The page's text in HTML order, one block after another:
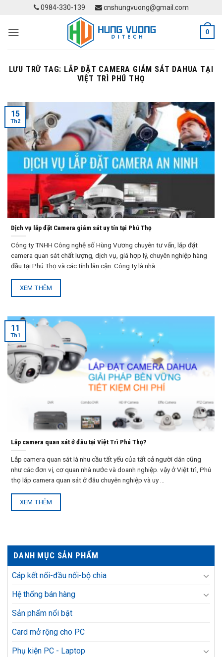
content
0984-330-139 cnshungvuong@gmail.com
0
LƯU TRỮ TAG: LẮP ĐẶT CAMERA GIÁM SÁT DAHUA TẠI
VIỆT TRÌ PHÚ THỌ
Dịch vụ lắp đặt Camera giám sát uy tín tại Phú Thọ
Công ty TNHH Công nghệ số Hùng Vương chuyên tư vấn, lắp đặt
camera quan sát chất lượng, dịch vụ, giá hợp lý, chuyên nghiệp hàng
đầu tại Phú Thọ và các tỉnh lân cận. Công ty là nhà ...
XEM THÊM
15
Th2
Lắp camera quan sát ở đâu tại Việt Trì Phú Thọ?
Lắp camera quan sát là nhu cầu tất yếu của tất cả người dân cũng
như các đơn vị, cơ quan nhà nước và doanh nghiệp. vậy ở Việt trì, Phú
thọ lắp camera quan sát ở đâu chuyên nghiệp và uy ...
XEM THÊM
11
Th1
DANH MỤC SẢN PHẨM
Cáp kết nối-đầu nối-bộ chia
Hệ thống bán hàng
Sản phẩm nổi bật
Card mở rộng cho PC
Phụ kiện PC - Laptop